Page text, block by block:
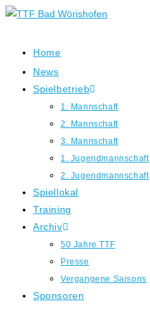
Zum
springenHome
News
Spielbetrieb
1. Mannschaft
2. Mannschaft
3. Mannschaft
1. Jugendmannschaft
2. Jugendmannschaft
Spiellokal
Training
Archiv
50 Jahre TTF
Presse
Vergangene Saisons
Sponsoren